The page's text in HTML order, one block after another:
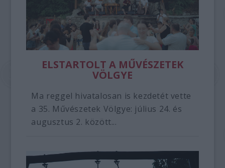
ELSTARTOLT A MŰVÉSZETEK
VÖLGYE
Ma reggel hivatalosan is kezdetét vette
a 35. Művészetek Völgye: július 24. és
augusztus 2. között...